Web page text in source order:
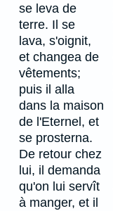
se leva de
terre. Il se
lava, s'oignit,
et changea de
vêtements;
puis il alla
dans la maison
de l'Eternel, et
se prosterna.
De retour chez
lui, il demanda
qu'on lui servît
à manger, et il